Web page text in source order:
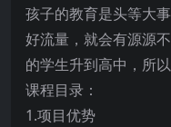
孩子的教育是头等大
好流量，就会有源源
的学生升到高中，所
课程目录：
1.项目优势